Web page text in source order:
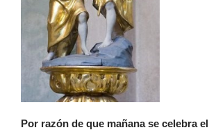
Por razón de que mañana se celebra